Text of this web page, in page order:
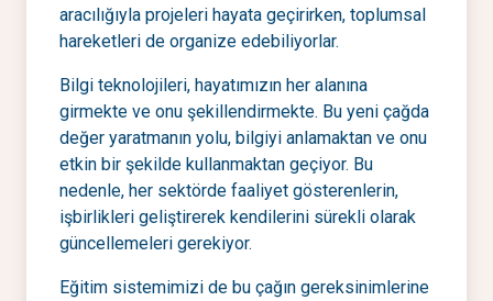
aracılığıyla projeleri hayata geçirirken, toplumsal
hareketleri de organize edebiliyorlar.
Bilgi teknolojileri, hayatımızın her alanına
girmekte ve onu şekillendirmekte. Bu yeni çağda
değer yaratmanın yolu, bilgiyi anlamaktan ve onu
etkin bir şekilde kullanmaktan geçiyor. Bu
nedenle, her sektörde faaliyet gösterenlerin,
işbirlikleri geliştirerek kendilerini sürekli olarak
güncellemeleri gerekiyor.
Eğitim sistemimizi de bu çağın gereksinimlerine